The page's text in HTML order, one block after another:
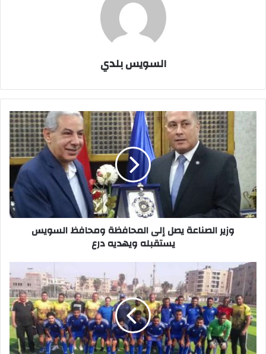
السويس بلدي
وزير
الصناعة
المحافظة
ومحافظ
السويس
يستقبله
ويهديه
وزير الصناعة يصل إلى المحافظة ومحافظ السويس
يستقبله ويهديه درع
فوز
شباب
التل
و
بورتو
و
غزل